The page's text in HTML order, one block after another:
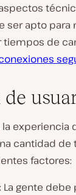
ser apto para
tiempos de
la experiencia
cantidad
factores:
: La gente